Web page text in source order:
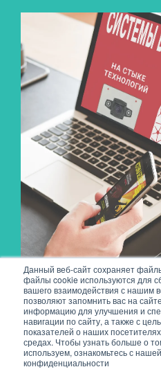
Данный веб-сайт сохраняет
файлы cookie используются для
вашего взаимодействия с нашим
позволяют запомнить вас на
информацию для улучшения и
навигации по сайту, а также с
показателей о наших
средах. Чтобы узнать больше о
используем, ознакомьтесь с
конфиденциальности